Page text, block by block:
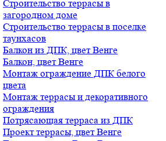
Строительство террасы в
загородном доме
Строительство террасы в поселке
таунхасов
Балкон из ДПК, цвет Венге
Балкон, цвет Венге
Монтаж ограждение ДПК белого
цвета
Монтаж террасы и декоративного
ограждения
Потрясающая терраса из ДПК
Проект террасы, цвет Венге